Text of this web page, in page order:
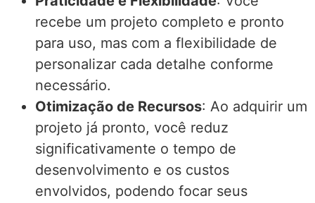
recebe um projeto completo e pronto
para uso, mas com a flexibilidade de
personalizar cada detalhe conforme
necessário.
Otimização de Recursos: Ao adquirir um
projeto já pronto, você reduz
significativamente o tempo de
desenvolvimento e os custos
envolvidos, podendo focar seus